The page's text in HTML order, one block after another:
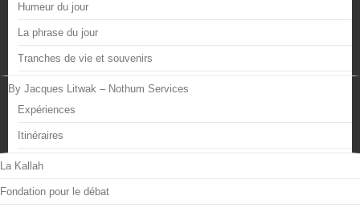
Humeur du jour
La phrase du jour
Tranches de vie et souvenirs
By Jacques Litwak – Nothum Services
Expériences
Itinéraires
La Kallah
Fondation pour le débat